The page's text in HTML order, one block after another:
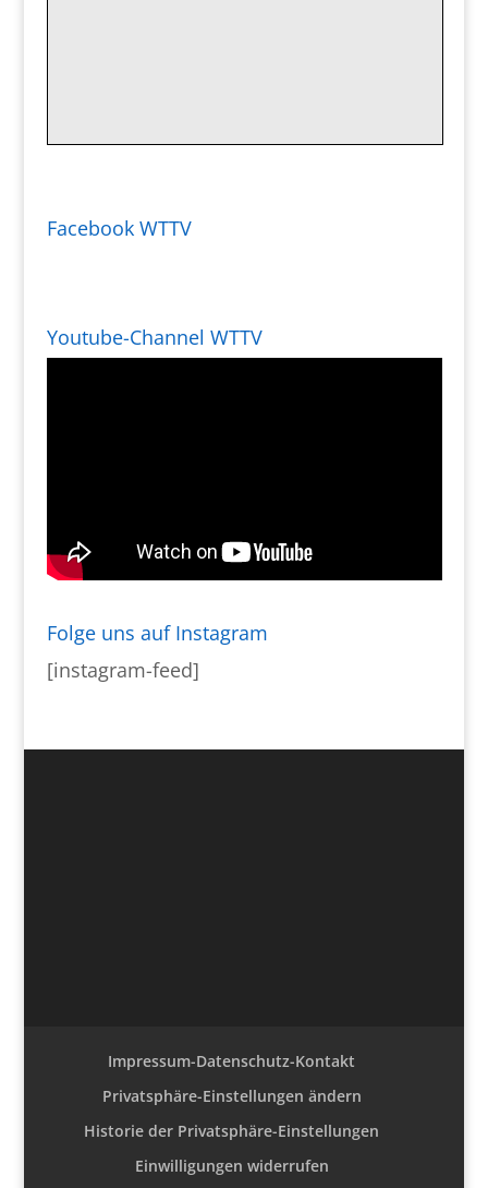
Facebook WTTV
Youtube-Channel WTTV
Folge uns auf Instagram
[instagram-feed]
Impressum-Datenschutz-Kontakt
Privatsphäre-Einstellungen ändern
Historie der Privatsphäre-Einstellungen
Einwilligungen widerrufen